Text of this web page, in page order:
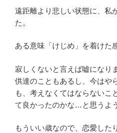
遠距離より悲しい状態に、私
た。
ある意味「けじめ」を着けた
寂しくないと言えば嘘になり
供達のこともあるし、今はや
も、考えなくてはならないこ
て良かったのかな…と思うよ
もういい歳なので、恋愛した